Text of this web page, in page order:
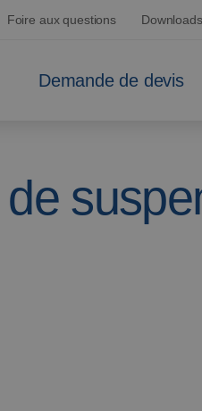
Foire aux questions Downloads
Demande de devis